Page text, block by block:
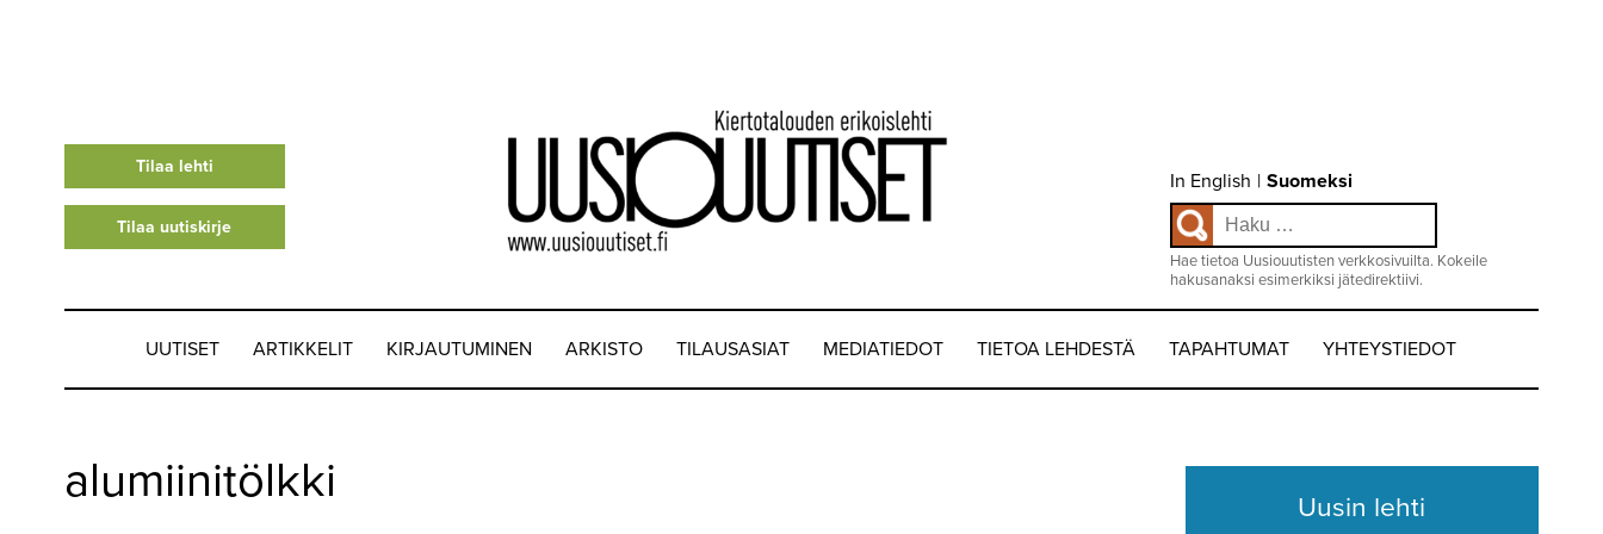
Tilaa lehti
Tilaa uutiskirje
Choose
language
Valitse
kieli:
In English | Suomeksi
Haku:
Hae tietoa Uusiouutisten verkkosivuilta. Kokeile
hakusanaksi esimerkiksi jätedirektiivi.
UUTISET ARTIKKELIT KIRJAUTUMINEN ARKISTO TILAUSASIAT MEDIATIEDOT TIETOA LEHDESTÄ TAPAHTUMAT YHTEYSTIEDOT
ARTIKKELIT
alumiinitölkki Uusin lehti